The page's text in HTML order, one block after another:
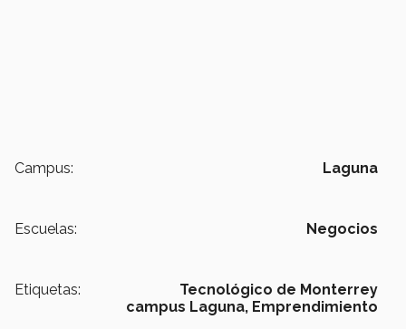
Campus: Laguna
Escuelas: Negocios
Etiquetas:
Tecnológico de Monterrey
campus Laguna, Emprendimiento